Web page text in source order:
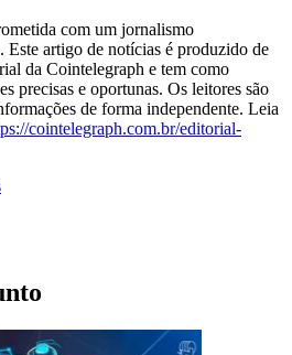
com um jornalismo
Este artigo de notícias é produzido de
da Cointelegraph e tem como
precisas e oportunas. Os leitores são
de forma independente. Leia
cointelegraph.com.br/editorial-